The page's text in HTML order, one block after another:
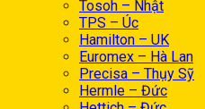
Tosoh – Nhật
TPS – Úc
Hamilton – UK
Euromex – Hà Lan
Precisa – Thụy Sỹ
Hermle – Đức